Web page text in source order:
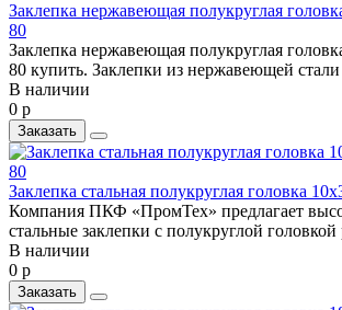
Заклепка нержавеющая полукруглая
80
Заклепка нержавеющая полукруглая
80 купить. Заклепки из нержавеющей стали
В наличии
0 р
Заказать
Заклепка стальная полукруглая головка
Компания ПКФ «ПромТех» предлагает
стальные заклепки с полукруглой
В наличии
0 р
Заказать